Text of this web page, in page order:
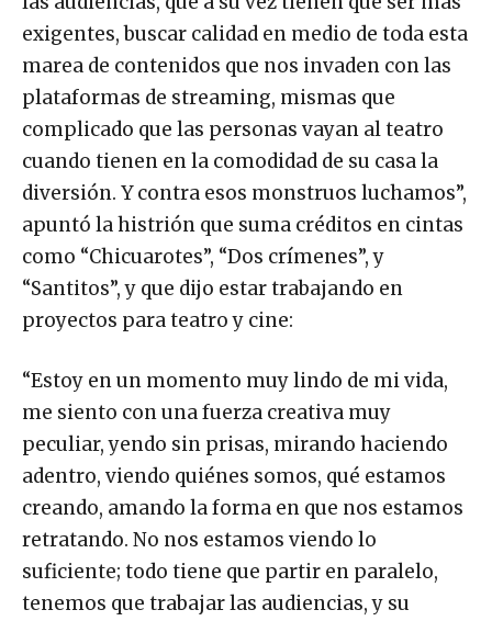
exigentes, buscar calidad en medio de toda esta
marea de contenidos que nos invaden con las
plataformas de streaming, mismas que
complicado que las personas vayan al teatro
cuando tienen en la comodidad de su casa la
diversión. Y contra esos monstruos luchamos”,
apuntó la histrión que suma créditos en cintas
como “Chicuarotes”, “Dos crímenes”, y
“Santitos”, y que dijo estar trabajando en
proyectos para teatro y cine:
“Estoy en un momento muy lindo de mi vida,
me siento con una fuerza creativa muy
peculiar, yendo sin prisas, mirando haciendo
adentro, viendo quiénes somos, qué estamos
creando, amando la forma en que nos estamos
retratando. No nos estamos viendo lo
suficiente; todo tiene que partir en paralelo,
tenemos que trabajar las audiencias, y su